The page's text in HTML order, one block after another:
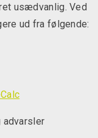
usædvanlig. Ved
ud fra følgende:
advarsler